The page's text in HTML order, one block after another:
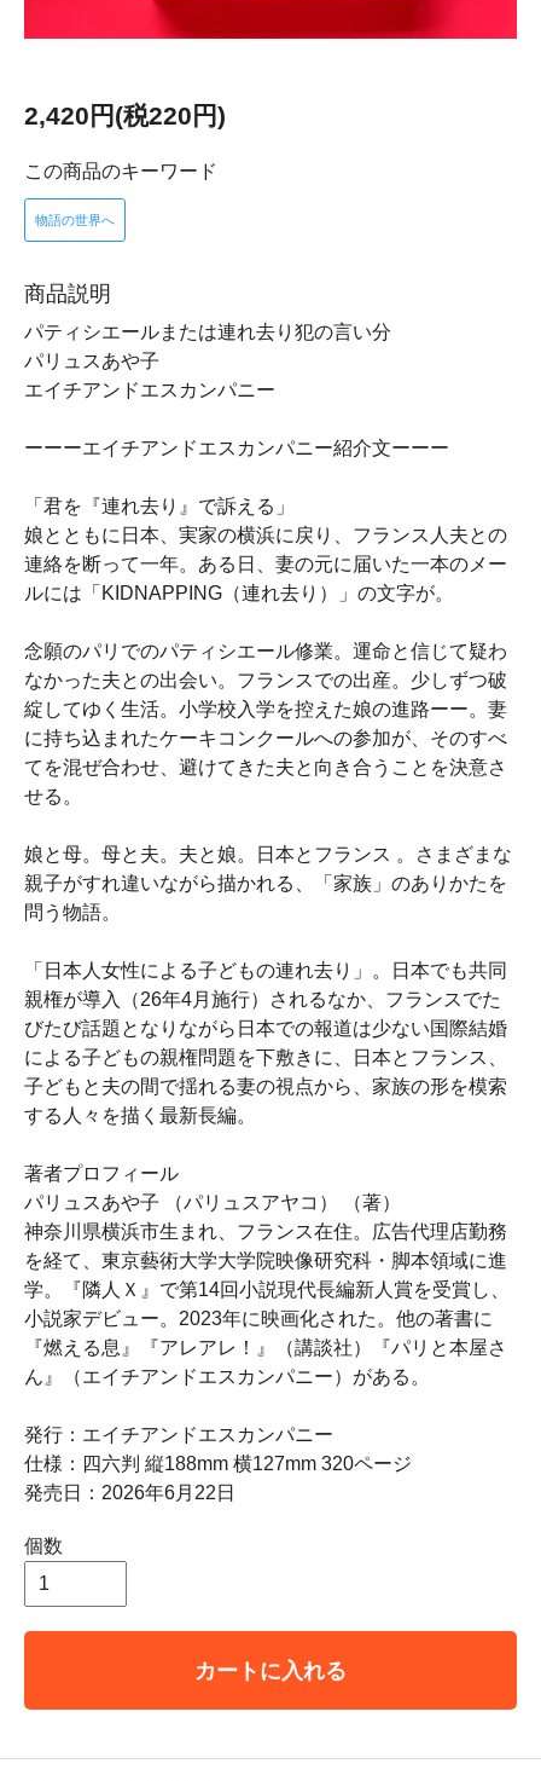
2,420円(税220円)
この商品のキーワード
物語の世界へ
商品説明
パティシエールまたは連れ去り犯の言い分
パリュスあや子
エイチアンドエスカンパニー
ーーーエイチアンドエスカンパニー紹介文ーーー
「君を『連れ去り』で訴える」
娘とともに日本、実家の横浜に戻り、フランス人夫との
連絡を断って一年。ある日、妻の元に届いた一本のメー
ルには「KIDNAPPING（連れ去り）」の文字が。
念願のパリでのパティシエール修業。運命と信じて疑わ
なかった夫との出会い。フランスでの出産。少しずつ破
綻してゆく生活。小学校入学を控えた娘の進路ーー。妻
に持ち込まれたケーキコンクールへの参加が、そのすべ
てを混ぜ合わせ、避けてきた夫と向き合うことを決意さ
せる。
娘と母。母と夫。夫と娘。日本とフランス 。さまざまな
親子がすれ違いながら描かれる、「家族」のありかたを
問う物語。
「日本人女性による子どもの連れ去り」。日本でも共同
親権が導入（26年4月施行）されるなか、フランスでた
びたび話題となりながら日本での報道は少ない国際結婚
による子どもの親権問題を下敷きに、日本とフランス、
子どもと夫の間で揺れる妻の視点から、家族の形を模索
する人々を描く最新長編。
著者プロフィール
パリュスあや子 （パリュスアヤコ） （著）
神奈川県横浜市生まれ、フランス在住。広告代理店勤務
を経て、東京藝術大学大学院映像研究科・脚本領域に進
学。『隣人Ｘ』で第14回小説現代長編新人賞を受賞し、
小説家デビュー。2023年に映画化された。他の著書に
『燃える息』『アレアレ！』（講談社）『パリと本屋さ
ん』（エイチアンドエスカンパニー）がある。
発行：エイチアンドエスカンパニー
仕様：四六判 縦188mm 横127mm 320ページ
発売日：2026年6月22日
個数
カートに入れる